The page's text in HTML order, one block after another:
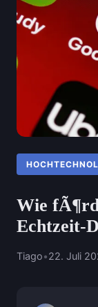
Wie
Echtzeit-
Tiago•22. Juli